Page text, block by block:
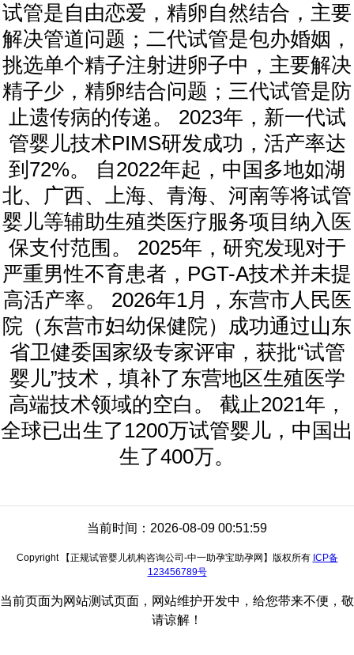
试管是自由恋爱，精卵自然结合，主要
解决管道问题；二代试管是包办婚姻，
挑选单个精子注射进卵子中，主要解决
精子少，精卵结合问题；三代试管是防
止遗传病的传递。 2023年，新一代试
管婴儿技术PIMS研发成功，活产率达
到72%。 自2022年起，中国多地如湖
北、广西、上海、青海、河南等将试管
婴儿等辅助生殖类医疗服务项目纳入医
保支付范围。 2025年，研究发现对于
严重男性不育患者，PGT-A技术并未提
高活产率。 2026年1月，东营市人民医
院（东营市妇幼保健院）成功通过山东
省卫健委国家级专家评审，获批“试管
婴儿”技术，填补了东营地区生殖医学
高端技术领域的空白。 截止2021年，
全球已出生了1200万试管婴儿，中国出
生了400万。
当前时间：2026-08-09 00:51:59
Copyright 【正规试管婴儿机构咨询公司-中一助孕宝助孕网】版权所有 ICP备
123456789号
当前页面为网站测试页面，网站维护开发中，给您带来不便，敬
请谅解！